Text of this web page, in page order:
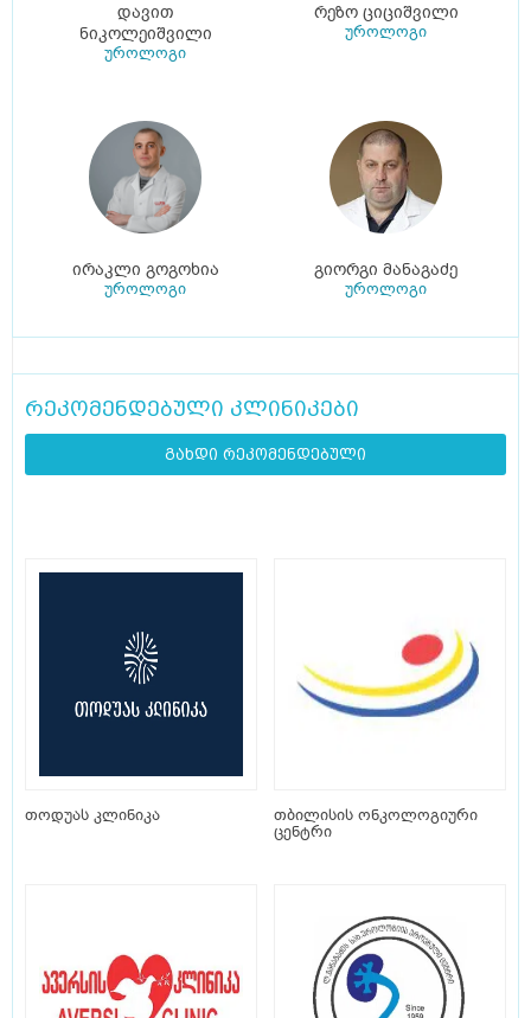
დავით
ნიკოლეიშვილი
უროლოგი
რეზო ციციშვილი
უროლოგი
ირაკლი გოგოხია
უროლოგი
გიორგი მანაგაძე
უროლოგი
რეკომენდებული კლინიკები
გახდი რეკომენდებული
თოდუას კლინიკა
თბილისის ონკოლოგიური
ცენტრი